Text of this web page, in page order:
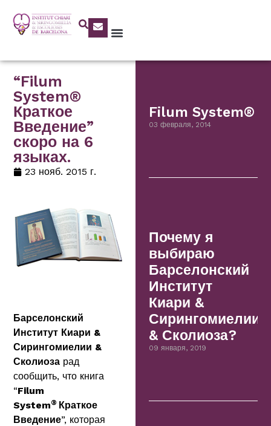
“Filum
System®
Краткое
Введение”
скоро на 6
языках.
23 нояб. 2015 г.
Барселонский
Институт Киари &
Сирингомиелии &
Сколиоза рад
сообщить, что книга
“Filum
System® Краткое
Введение”, которая
Filum System®
03 февраля, 2014
Почему я
выбираю
Барселонский
Институт
Киари &
Сирингомиелии
& Сколиоза?
09 января, 2019